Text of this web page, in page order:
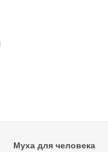
Муха для человека